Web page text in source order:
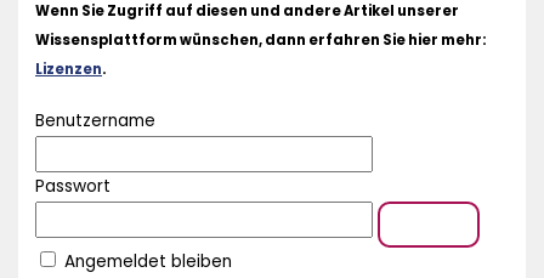
Wenn Sie Zugriff auf diesen und andere Artikel unserer
Wissensplattform wünschen, dann erfahren Sie hier mehr:
Lizenzen.
Benutzername
Passwort
Angemeldet bleiben